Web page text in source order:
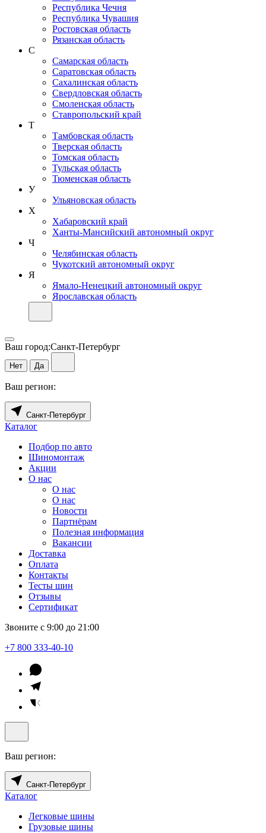
Республика Чечня
Республика Чувашия
Ростовская область
Рязанская область
С
Самарская область
Саратовская область
Сахалинская область
Свердловская область
Смоленская область
Ставропольский край
Т
Тамбовская область
Тверская область
Томская область
Тульская область
Тюменская область
У
Ульяновская область
Х
Хабаровский край
Ханты-Мансийский автономный округ
Ч
Челябинская область
Чукотский автономный округ
Я
Ямало-Ненецкий автономный округ
Ярославская область
Ваш город:Санкт-Петербург
Нет Да
Ваш регион:
Санкт-Петербург
Каталог
Подбор по авто
Шиномонтаж
Акции
О нас
О нас
О нас
Новости
Партнёрам
Полезная информация
Вакансии
Доставка
Оплата
Контакты
Тесты шин
Отзывы
Сертификат
Звоните с 9:00 до 21:00
+7 800 333-40-10
Ваш регион:
Санкт-Петербург
Каталог
Легковые шины
Грузовые шины